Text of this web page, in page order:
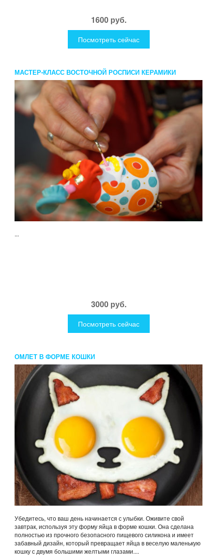
1600 руб.
Посмотреть сейчас
МАСТЕР-КЛАСС ВОСТОЧНОЙ РОСПИСИ КЕРАМИКИ
...
3000 руб.
Посмотреть сейчас
ОМЛЕТ В ФОРМЕ КОШКИ
Убедитесь, что ваш день начинается с улыбки. Оживите свой
завтрак, используя эту форму яйца в форме кошки. Она сделана
полностью из прочного безопасного пищевого силикона и имеет
забавный дизайн, который превращает яйца в веселую маленькую
кошку с двумя большими желтыми глазами....